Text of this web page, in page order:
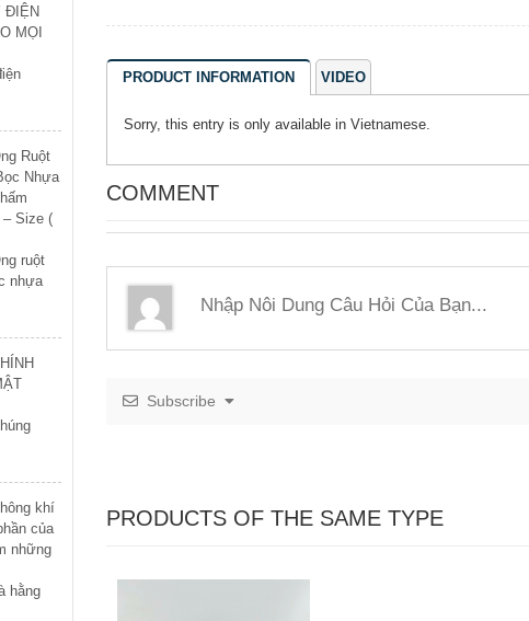
ĐIỆN
MỌI
Ruột
Nhựa
Size (
ruột
nhựa
khí
của
những
hằng
PRODUCT INFORMATION VIDEO
Sorry, this entry is only available in Vietnamese.
COMMENT
Subscribe
PRODUCTS OF THE SAME TYPE